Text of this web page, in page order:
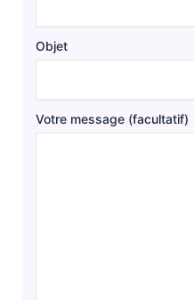
Objet
Votre message (facultatif)